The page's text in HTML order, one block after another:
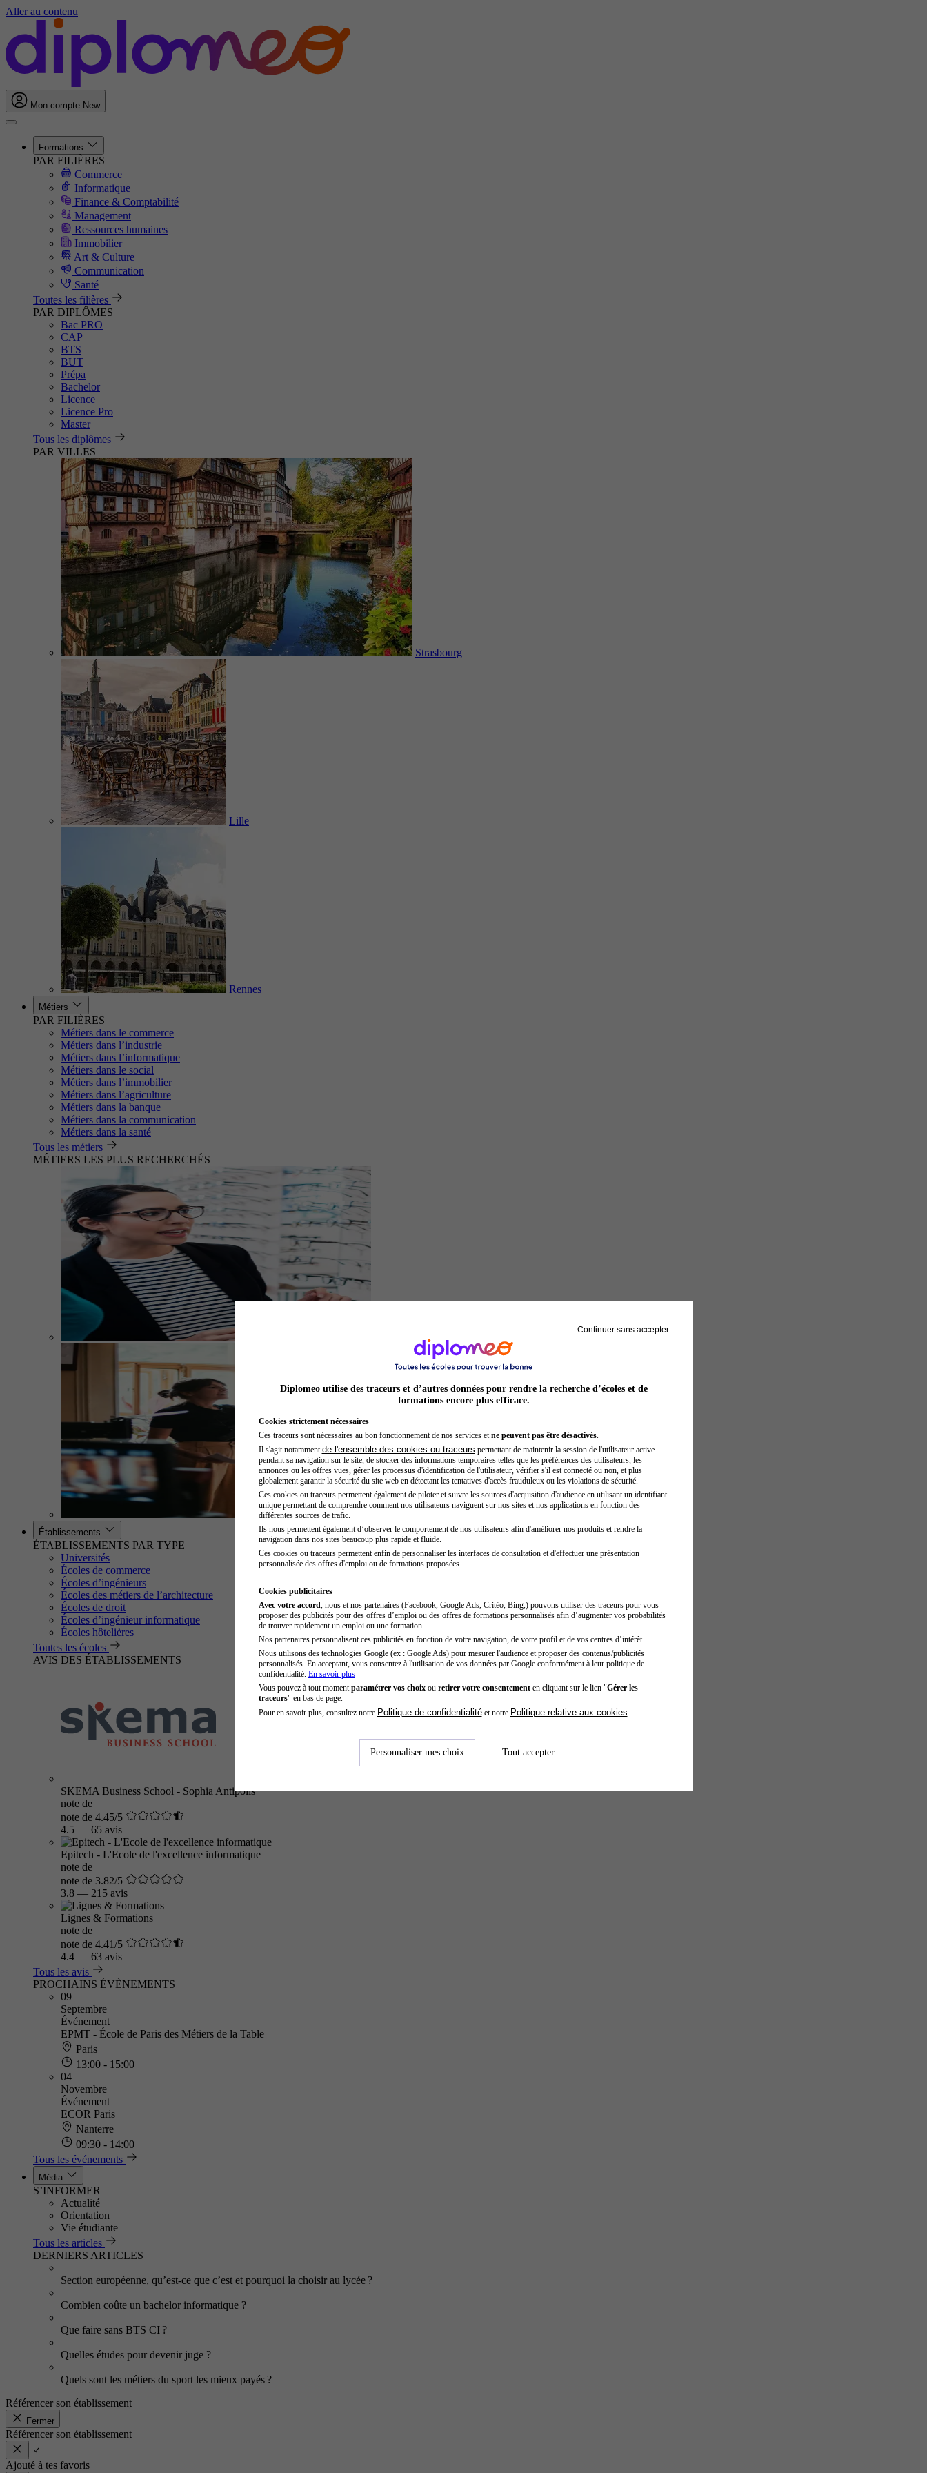
Aller au contenu
Mon compte New
Formations
PAR FILIÈRES
Commerce
Informatique
Finance & Comptabilité
Management
Ressources humaines
Immobilier
Art & Culture
Communication
Santé
Toutes les filières
PAR DIPLÔMES
Bac PRO
CAP
BTS
BUT
Prépa
Bachelor
Licence
Licence Pro
Master
Tous les diplômes
PAR VILLES
Strasbourg
Lille
Rennes
Métiers
PAR FILIÈRES
Métiers dans le commerce
Métiers dans l’industrie
Métiers dans l’informatique
Métiers dans le social
Métiers dans l’immobilier
Métiers dans l’agriculture
Métiers dans la banque
Métiers dans la communication
Métiers dans la santé
Tous les métiers
MÉTIERS LES PLUS RECHERCHÉS
Établissements
ÉTABLISSEMENTS PAR TYPE
Universités
Écoles de commerce
Écoles d’ingénieurs
Écoles des métiers de l’architecture
Écoles de droit
Écoles d’ingénieur informatique
Écoles hôtelières
Toutes les écoles
AVIS DES ÉTABLISSEMENTS
SKEMA Business School - Sophia Antipolis
note de
note de 4.45/5
4.5 — 65 avis
Epitech - L'Ecole de l'excellence informatique
note de
note de 3.82/5
3.8 — 215 avis
Lignes & Formations
note de
note de 4.41/5
4.4 — 63 avis
Tous les avis
PROCHAINS ÉVÈNEMENTS
09
Septembre
Événement
EPMT - École de Paris des Métiers de la Table
Paris
13:00 - 15:00
04
Novembre
Événement
ECOR Paris
Nanterre
09:30 - 14:00
Tous les événements
Média
S’INFORMER
Actualité
Orientation
Vie étudiante
Tous les articles
DERNIERS ARTICLES
Section européenne, qu’est-ce que c’est et pourquoi la choisir au lycée ?
Combien coûte un bachelor informatique ?
Que faire sans BTS CI ?
Quelles études pour devenir juge ?
Quels sont les métiers du sport les mieux payés ?
Référencer son établissement
Fermer
Référencer son établissement
Ajouté à tes favoris
Continuer sans accepter
Diplomeo utilise des traceurs et d’autres données pour rendre la recherche d’écoles et de
formations encore plus efficace.
Cookies strictement nécessaires
Ces traceurs sont nécessaires au bon fonctionnement de nos services et ne peuvent pas être désactivés.
Il s'agit notamment de l'ensemble des cookies ou traceurs permettant de maintenir la session de l'utilisateur active
pendant sa navigation sur le site, de stocker des informations temporaires telles que les préférences des utilisateurs, les
annonces ou les offres vues, gérer les processus d'identification de l'utilisateur, vérifier s'il est connecté ou non, et plus
globalement garantir la sécurité du site web en détectant les tentatives d'accès frauduleux ou les violations de sécurité.
Ces cookies ou traceurs permettent également de piloter et suivre les sources d'acquisition d'audience en utilisant un identifiant
unique permettant de comprendre comment nos utilisateurs naviguent sur nos sites et nos applications en fonction des
différentes sources de trafic.
Ils nous permettent également d’observer le comportement de nos utilisateurs afin d'améliorer nos produits et rendre la
navigation dans nos sites beaucoup plus rapide et fluide.
Ces cookies ou traceurs permettent enfin de personnaliser les interfaces de consultation et d'effectuer une présentation
personnalisée des offres d'emploi ou de formations proposées.
Cookies publicitaires
Avec votre accord , nous et nos partenaires (Facebook, Google Ads, Critéo, Bing,) pouvons utiliser des traceurs pour vous
proposer des publicités pour des offres d’emploi ou des offres de formations personnalisés afin d’augmenter vos probabilités
de trouver rapidement un emploi ou une formation.
Nos partenaires personnalisent ces publicités en fonction de votre navigation, de votre profil et de vos centres d’intérêt.
Nous utilisons des technologies Google (ex : Google Ads) pour mesurer l'audience et proposer des contenus/publicités
personnalisés. En acceptant, vous consentez à l'utilisation de vos données par Google conformément à leur politique de
confidentialité. En savoir plus
Vous pouvez à tout moment paramétrer vos choixou retirer votre consentementen cliquant sur le lien "Gérer les
traceurs" en bas de page.
Pour en savoir plus, consultez notre Politique de confidentialitéet notre Politique relative aux cookies
Personnaliser mes choix Tout accepter